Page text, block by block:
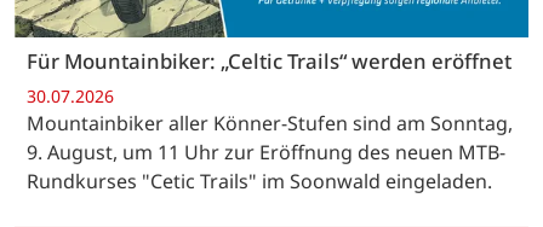
Für Mountainbiker: „Celtic Trails“ werden eröffnet
30.07.2026
Mountainbiker aller Könner-Stufen sind am Sonntag,
9. August, um 11 Uhr zur Eröffnung des neuen MTB-
Rundkurses "Cetic Trails" im Soonwald eingeladen.